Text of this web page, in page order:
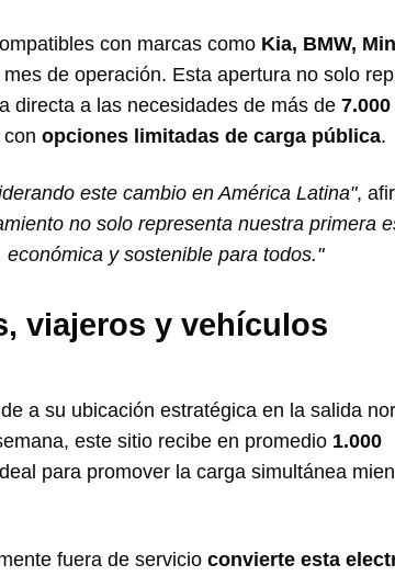
con marcas como Kia, BMW,
de operación. Esta apertura no solo
directa a las necesidades de más de
opciones limitadas de carga pública.
este cambio en América Latina",
no solo representa nuestra primera
y sostenible para todos."
viajeros y vehículos
a su ubicación estratégica en la salida
este sitio recibe en promedio 1.000
para promover la carga simultánea
fuera de servicio convierte esta